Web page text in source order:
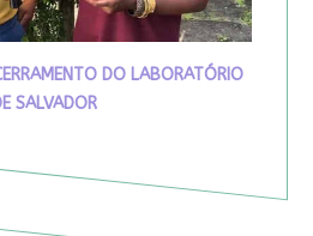
DO LABORATÓRIO
SALVADOR